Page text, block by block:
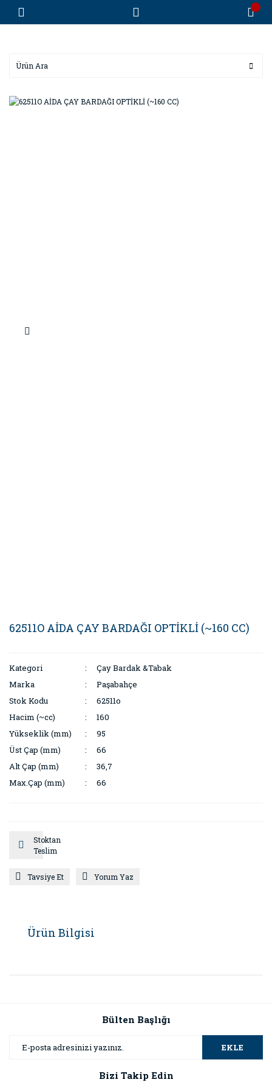
62511O AİDA ÇAY BARDAĞI OPTİKLİ (~160 CC)
Kategori
Çay Bardak &Tabak
Marka
Paşabahçe
Stok Kodu
62511o
Hacim (~cc)
160
Yükseklik (mm)
95
Üst Çap (mm)
66
Alt Çap (mm)
36,7
Max.Çap (mm)
66
Stoktan
Teslim
Tavsiye Et Yorum Yaz
Ürün Bilgisi
Bülten Başlığı
EKLE
Bizi Takip Edin